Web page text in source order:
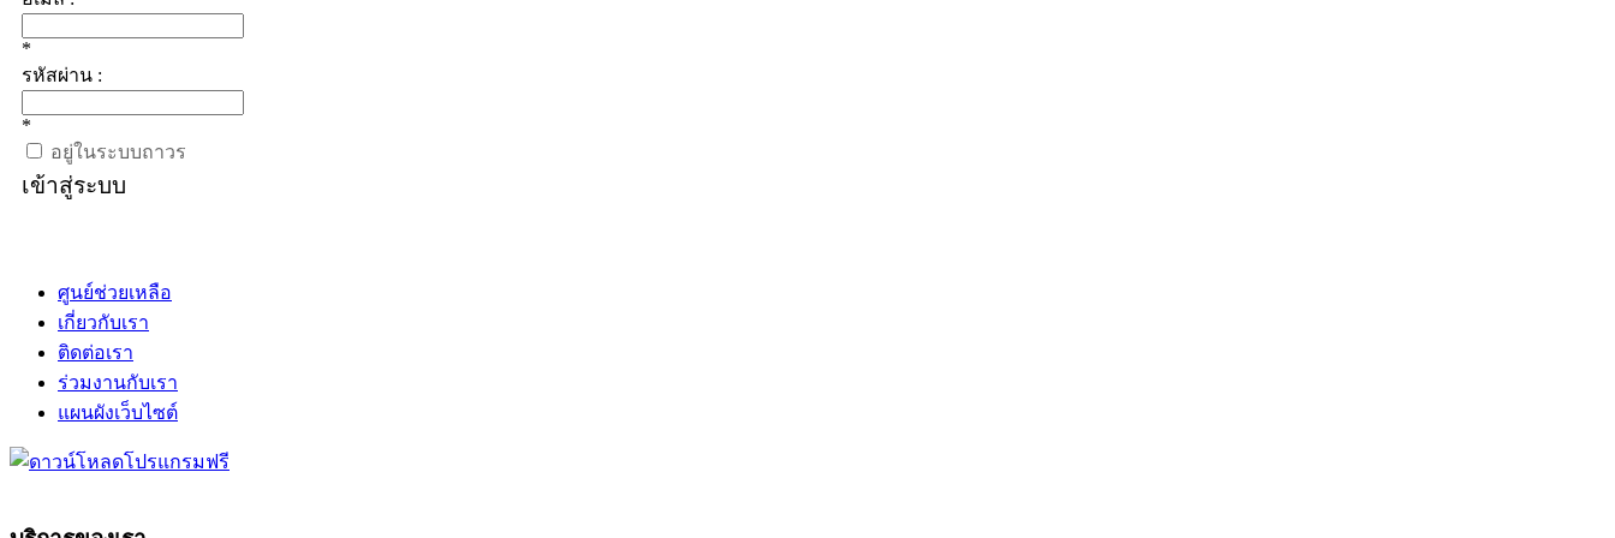
*
รหัสผ่าน :
*
อยู่ในระบบถาวร
เข้าสู่ระบบ
ศูนย์ช่วยเหลือ
เกี่ยวกับเรา
ติดต่อเรา
ร่วมงานกับเรา
แผนผังเว็บไซต์